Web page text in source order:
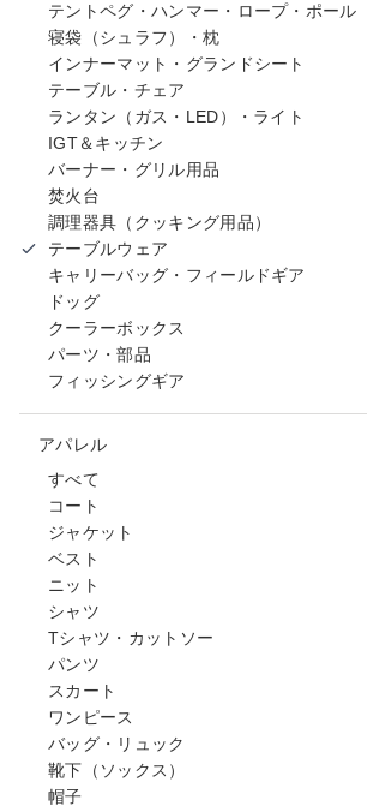
テントペグ・ハンマー・ロープ・ポール
寝袋（シュラフ）・枕
インナーマット・グランドシート
テーブル・チェア
ランタン（ガス・LED）・ライト
IGT＆キッチン
バーナー・グリル用品
焚火台
調理器具（クッキング用品）
テーブルウェア
キャリーバッグ・フィールドギア
ドッグ
クーラーボックス
パーツ・部品
フィッシングギア
アパレル
すべて
コート
ジャケット
ベスト
ニット
シャツ
Tシャツ・カットソー
パンツ
スカート
ワンピース
バッグ・リュック
靴下（ソックス）
帽子